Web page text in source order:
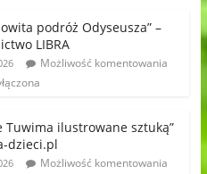
podróż Odyseusza” –
LIBRA
Możliwość komentowania
Tuwima ilustrowane sztuką”
dzieci.pl
Możliwość komentowania